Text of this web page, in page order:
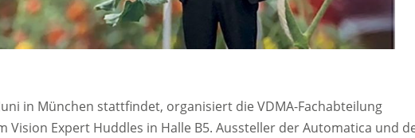
in München stattfindet, organisiert die VDMA-Fachabteilung
Expert Huddles in Halle B5. Aussteller der Automatica und